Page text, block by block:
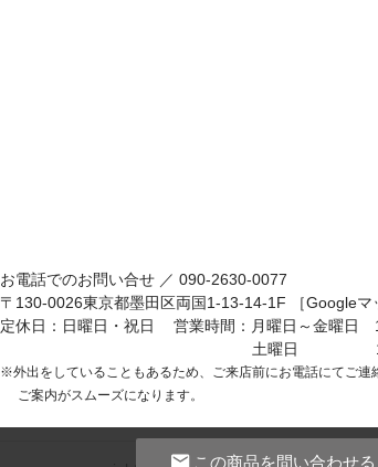
この商品を問い合わせる
お電話でのお問い合せ ／ 090-2630-0077
〒130-0026東京都墨田区両国1-13-14-1F
［Googleマ
定休日：日曜日・祝日
営業時間：月曜日～金曜日
土曜日
※外出をしていることもあるため、ご来店前にお電話にてご連
ご案内がスムーズになります。